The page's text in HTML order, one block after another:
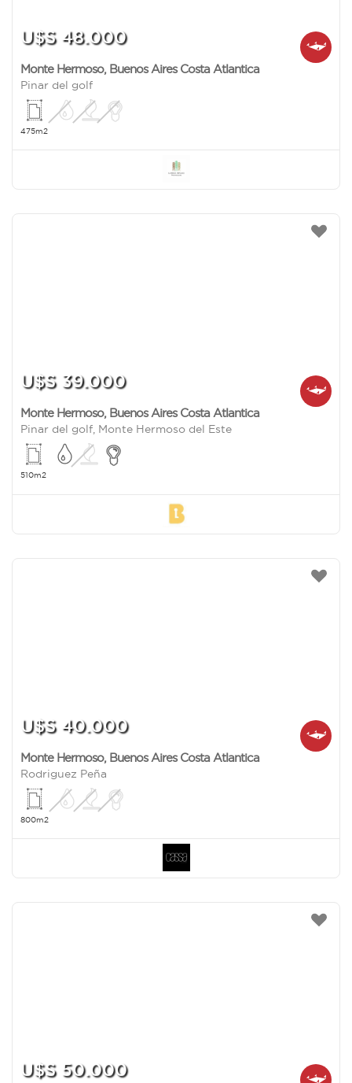
U$S 48.000
Monte Hermoso, Buenos Aires Costa Atlantica
Pinar del golf
475m2
U$S 39.000
Monte Hermoso, Buenos Aires Costa Atlantica
Pinar del golf, Monte Hermoso del Este
510m2
U$S 40.000
Monte Hermoso, Buenos Aires Costa Atlantica
Rodriguez Peña
800m2
U$S 50.000